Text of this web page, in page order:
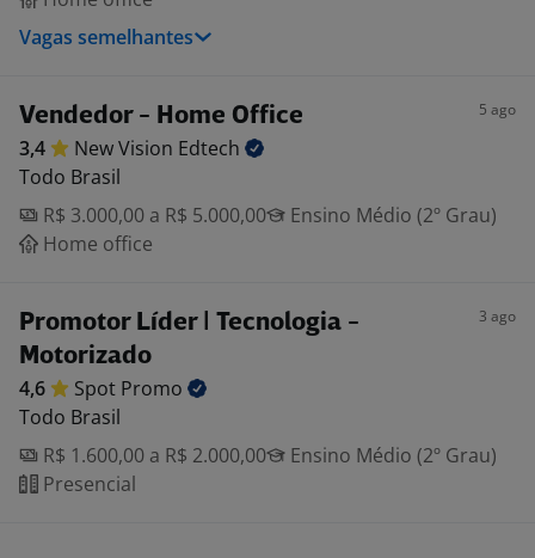
Vagas semelhantes
Vendedor - Home Office 5 ago
3,4 New Vision Edtech
Todo Brasil
R$ 3.000,00 a R$ 5.000,00
Ensino Médio (2º Grau)
Home office
Promotor Líder | Tecnologia -
Motorizado
3 ago
4,6 Spot Promo
Todo Brasil
R$ 1.600,00 a R$ 2.000,00
Ensino Médio (2º Grau)
Presencial